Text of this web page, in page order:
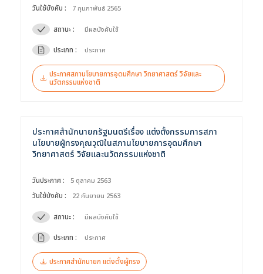
ค้นหาข้อมูล
Search
Search
วันใช้บังคับ : 7 กุมภาพันธ์ 2565
สถานะ : มีผลบังคับใช้
ประเภท : ประกาศ
ประกาศสภานโยบายการอุดมศึกษา วิทยาศาสตร์ วิจัยและ
นวัตกรรมแห่งชาติ
ประกาศสำนักนายกรัฐมนตรีเรื่อง แต่งตั้งกรรมการสภา
นโยบายผู้ทรงคุณวุฒิในสภานโยบายการอุดมศึกษา
วิทยาศาสตร์ วิจัยและนวัตกรรมแห่งชาติ
วันประกาศ : 5 ตุลาคม 2563
วันใช้บังคับ : 22 กันยายน 2563
สถานะ : มีผลบังคับใช้
ประเภท : ประกาศ
ประกาศสำนักนายก แต่งตั้งผู้ทรง